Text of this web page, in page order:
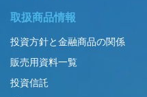
取扱商品情報
投資方針と金融商品の関係
販売用資料一覧
投資信託